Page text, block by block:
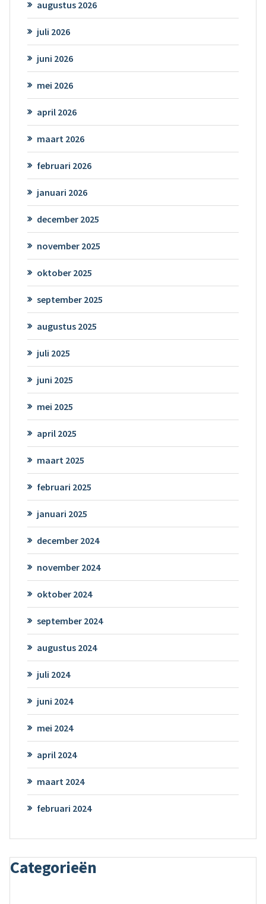
augustus 2026
juli 2026
juni 2026
mei 2026
april 2026
maart 2026
februari 2026
januari 2026
december 2025
november 2025
oktober 2025
september 2025
augustus 2025
juli 2025
juni 2025
mei 2025
april 2025
maart 2025
februari 2025
januari 2025
december 2024
november 2024
oktober 2024
september 2024
augustus 2024
juli 2024
juni 2024
mei 2024
april 2024
maart 2024
februari 2024
Categorieën